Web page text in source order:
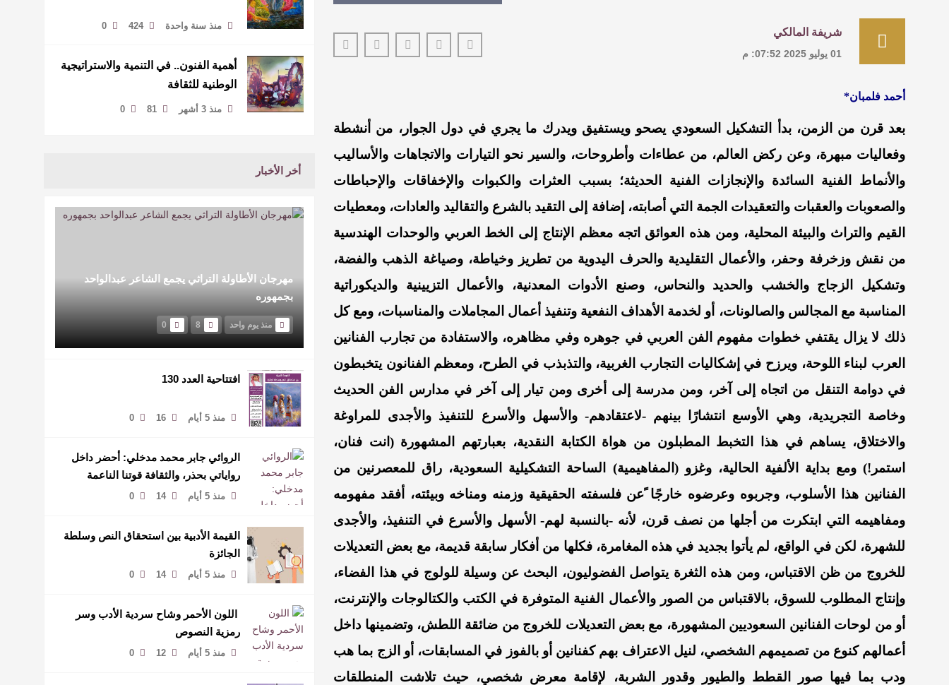
منذ سنة واحدة 424
0
أهمية الفنون.. في التنمية والاستراتيجية
الوطنية للثقافة
منذ 3 أشهر 81
0
أخر الأخبار
مهرجان الأطاولة التراثي يجمع الشاعر عبدالواحد
بجمهوره
منذ يوم واحد 8
0
افتتاحية العدد 130
منذ 5 أيام 16
0
الروائي جابر محمد مدخلي: أحضر داخل
رواياتي بحذر، والثقافة قوتنا الناعمة
لمخاطبة العالم.
منذ 5 أيام 14
0
القيمة الأدبية بين استحقاق النص وسلطة
الجائزة
منذ 5 أيام 14
0
​ اللون الأحمر وشاح سردية الأدب وسر
رمزية النصوص
منذ 5 أيام 12
0
شريفة المالكي
01 يوليو 2025 07:52: م
أحمد فلمبان*
بعد قرن من الزمن، بدأ التشكيل السعودي يصحو ويستفيق ويدرك ما يجري في دول الجوار، من أنشطة
وفعاليات مبهرة، وعن ركض العالم، من عطاءات وأطروحات، والسير نحو التيارات والاتجاهات والأساليب
والأنماط الفنية السائدة والإنجازات الفنية الحديثة؛ بسبب العثرات والكبوات والإخفاقات والإحباطات
والصعوبات والعقبات والتعقيدات الجمة التي أصابته، إضافة إلى التقيد بالشرع والتقاليد والعادات، ومعطيات
القيم والتراث والبيئة المحلية، ومن هذه العوائق اتجه معظم الإنتاج إلى الخط العربي والوحدات الهندسية
من نقش وزخرفة وحفر، والأعمال التقليدية والحرف اليدوية من تطريز وخياطة، وصياغة الذهب والفضة،
وتشكيل الزجاج والخشب والحديد والنحاس، وصنع الأدوات المعدنية، والأعمال التزيينية والديكوراتية
المناسبة مع المجالس والصالونات، أو لخدمة الأهداف النفعية وتنفيذ أعمال المجاملات والمناسبات، ومع كل
ذلك لا يزال يقتفي خطوات مفهوم الفن العربي في جوهره وفي مظاهره، والاستفادة من تجارب الفنانين
العرب لبناء اللوحة، ويرزح في إشكاليات التجارب الغربية، والتذبذب في الطرح، ومعظم الفنانون يتخبطون
في دوامة التنقل من اتجاه إلى آخر، ومن مدرسة إلى أخرى ومن تيار إلى آخر في مدارس الفن الحديث
وخاصة التجريدية، وهي الأوسع انتشارًا بينهم -لاعتقادهم- والأسهل والأسرع للتنفيذ والأجدى للمراوغة
والاختلاق، يساهم في هذا التخبط المطبلون من هواة الكتابة النقدية، بعبارتهم المشهورة (انت فنان،
استمر!) ومع بداية الألفية الحالية، وغزو (المفاهيمية) الساحة التشكيلية السعودية، راق للمعصرنين من
الفنانين هذا الأسلوب، وجربوه وعرضوه خارجًا ًعن فلسفته الحقيقية وزمنه ومناخه وبيئته، أفقد مفهومه
ومفاهيمه التي ابتكرت من أجلها من نصف قرن، لأنه -بالنسبة لهم- الأسهل والأسرع في التنفيذ، والأجدى
للشهرة، لكن في الواقع، لم يأتوا بجديد في هذه المغامرة، فكلها من أفكار سابقة قديمة، مع بعض التعديلات
للخروج من ظن الاقتباس، ومن هذه الثغرة يتواصل الفضوليون، البحث عن وسيلة للولوج في هذا الفضاء،
وإنتاج المطلوب للسوق، بالاقتباس من الصور والأعمال الفنية المتوفرة في الكتب والكتالوجات والإنترنت،
أو من لوحات الفنانين السعوديين المشهورة، مع بعض التعديلات للخروج من ضائقة اللطش، وتضمينها داخل
أعمالهم كنوع من تصميمهم الشخصي، لنيل الاعتراف بهم كفنانين أو بالفوز في المسابقات، أو الزج بما هب
ودب بما فيها صور القطط والطيور وقدور الشربة، لإقامة معرض شخصي، حيث تلاشت المنطلقات